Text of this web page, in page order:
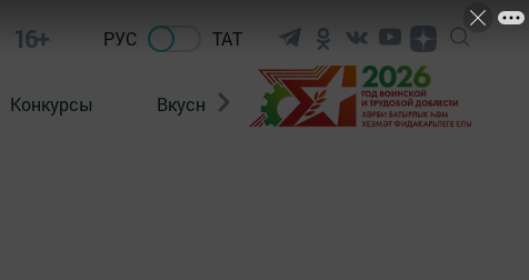
16+ РУС ТАТ
Конкурсы Вкусности Фотогалерея